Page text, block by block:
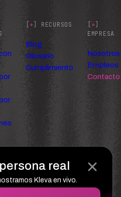
real
Kleva en vivo.
[+] RECURSOS
Blog
Glosario
Cumplimiento
[+]
EMPRESA
Nosotros
Empleos
Contacto